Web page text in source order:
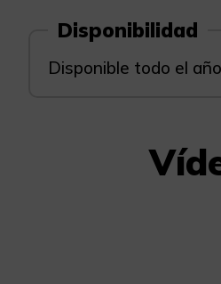
Disponibilidad
Disponible todo el año